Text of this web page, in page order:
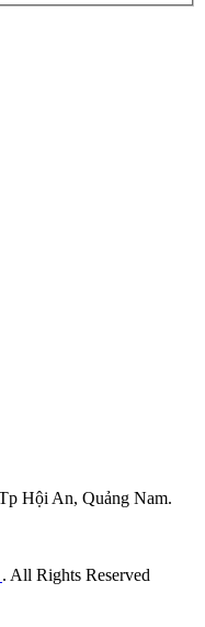
Hội An, Quảng Nam.
. All Rights Reserved